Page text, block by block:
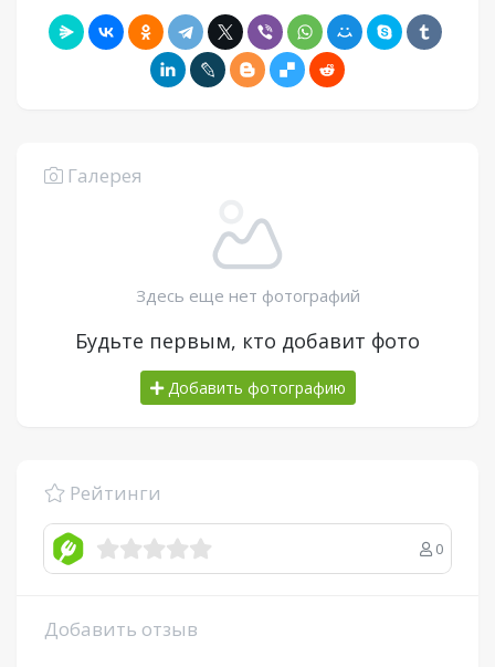
Галерея
Здесь еще нет фотографий
Будьте первым, кто добавит фото
Добавить фотографию
Рейтинги
0
Добавить отзыв